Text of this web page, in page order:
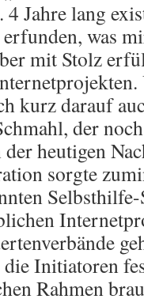
4 Jahre lang
erfunden, was
mit Stolz
kurz darauf
der
heutigen
sorgte
Initiatoren
Rahmen